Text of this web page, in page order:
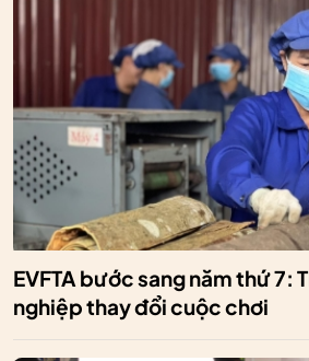
EVFTA bước sang năm thứ 7:
nghiệp thay đổi cuộc chơi